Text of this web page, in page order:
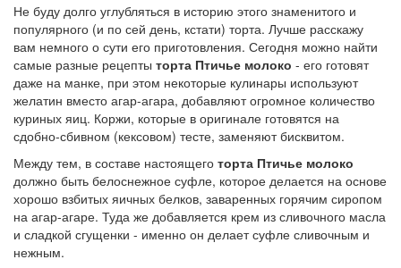
Не буду долго углубляться в историю этого знаменитого и
популярного (и по сей день, кстати) торта. Лучше расскажу
вам немного о сути его приготовления. Сегодня можно найти
самые разные рецепты торта Птичье молоко - его готовят
даже на манке, при этом некоторые кулинары используют
желатин вместо агар-агара, добавляют огромное количество
куриных яиц. Коржи, которые в оригинале готовятся на
сдобно-сбивном (кексовом) тесте, заменяют бисквитом.
Между тем, в составе настоящего торта Птичье молоко
должно быть белоснежное суфле, которое делается на основе
хорошо взбитых яичных белков, заваренных горячим сиропом
на агар-агаре. Туда же добавляется крем из сливочного масла
и сладкой сгущенки - именно он делает суфле сливочным и
нежным.